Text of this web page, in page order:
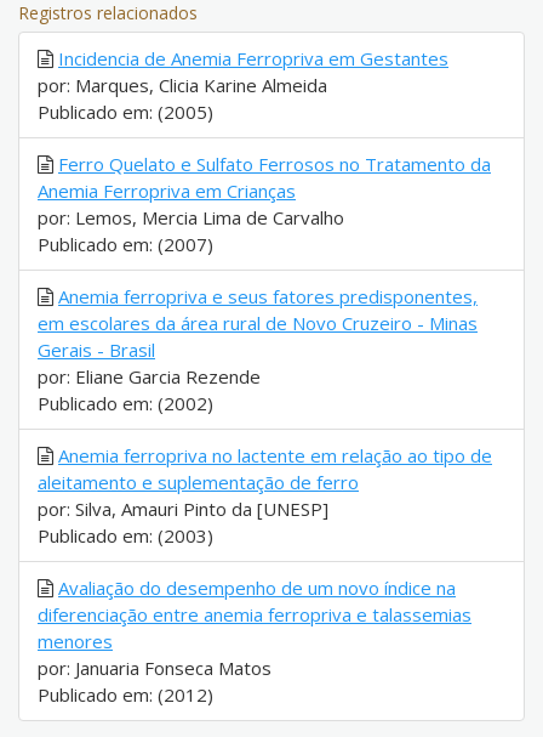
Registros relacionados
Incidencia de Anemia Ferropriva em Gestantes
por: Marques, Clicia Karine Almeida
Publicado em: (2005)
Ferro Quelato e Sulfato Ferrosos no Tratamento da
Anemia Ferropriva em Crianças
por: Lemos, Mercia Lima de Carvalho
Publicado em: (2007)
Anemia ferropriva e seus fatores predisponentes,
em escolares da área rural de Novo Cruzeiro - Minas
Gerais - Brasil
por: Eliane Garcia Rezende
Publicado em: (2002)
Anemia ferropriva no lactente em relação ao tipo de
aleitamento e suplementação de ferro
por: Silva, Amauri Pinto da [UNESP]
Publicado em: (2003)
Avaliação do desempenho de um novo índice na
diferenciação entre anemia ferropriva e talassemias
menores
por: Januaria Fonseca Matos
Publicado em: (2012)